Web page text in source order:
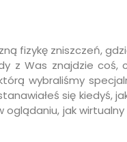
fizykę zniszczeń,
z Was znajdzie
wybraliśmy
się kiedyś,
jak